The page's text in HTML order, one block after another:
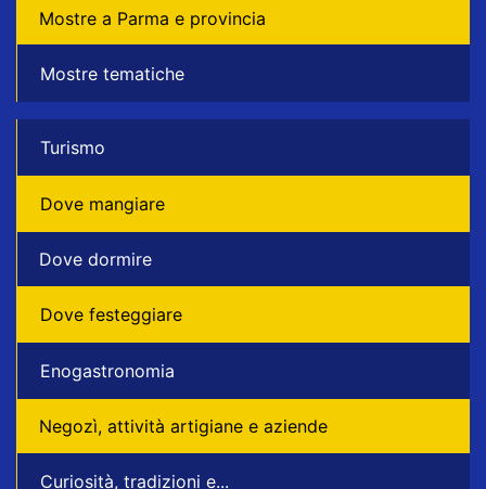
Mostre a Parma e provincia
Mostre tematiche
Turismo
Dove mangiare
Dove dormire
Dove festeggiare
Enogastronomia
Negozì, attività artigiane e aziende
Curiosità, tradizioni e...